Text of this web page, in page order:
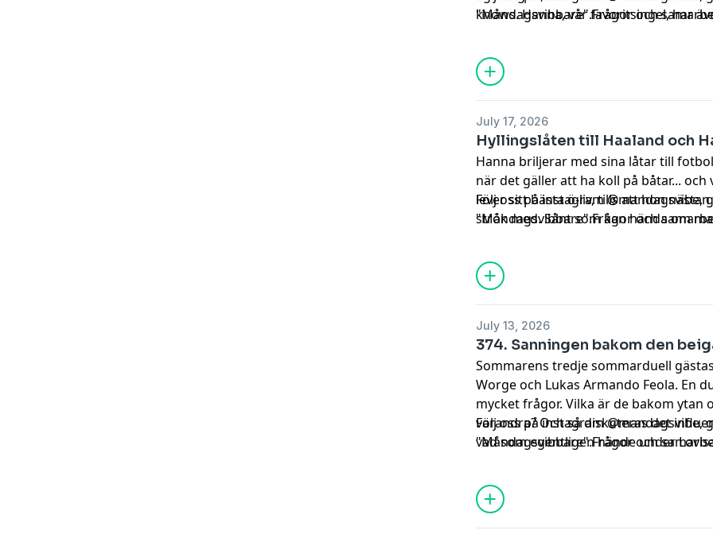
knows. Hanna, vår favoritsingel, har
en gammal fling. Var det här kanske
"Måndagsvibbare".Frågor och
July 17, 2026
Hyllingslåten till Haaland och
Hanna briljerar med sina låtar till
när det gäller att ha koll på båtar... och
lever sitt bästa ö-liv, tills att hon
strök med. Sånt som kan hända om
Följ oss på instagram
"Måndagsvibbare".Frågor och
July 13, 2026
374. Sanningen bakom den
Sommarens tredje sommarduell
Worge och Lukas Armando Feola. En
mycket frågor. Vilka är de bakom ytan
varandra? Och så diskuteras det
vad som egentligen hände under
Följ oss på instagram @mandagsvibe,
"Måndagsvibbare".Frågor och